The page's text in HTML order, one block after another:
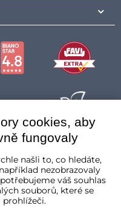
cookies, aby
fungovaly
našli to, co hledáte,
nezobrazovaly
váš souhlas
souborů, které se
prohlížeči.